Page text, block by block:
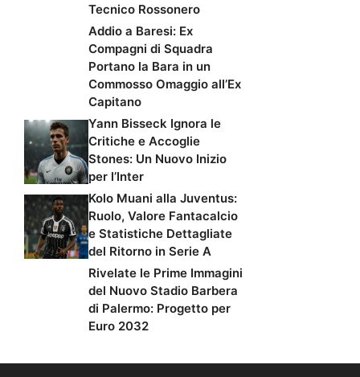
Tecnico Rossonero
Addio a Baresi: Ex
Compagni di Squadra
Portano la Bara in un
Commosso Omaggio all’Ex
Capitano
Yann Bisseck Ignora le
Critiche e Accoglie
Stones: Un Nuovo Inizio
per l’Inter
Kolo Muani alla Juventus:
Ruolo, Valore Fantacalcio
e Statistiche Dettagliate
del Ritorno in Serie A
Rivelate le Prime Immagini
del Nuovo Stadio Barbera
di Palermo: Progetto per
Euro 2032